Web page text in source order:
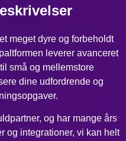
meget dyre og forbeholdt
leverer avanceret
små og mellemstore
dine udfordrende og
og har mange års
og integrationer, vi kan helt